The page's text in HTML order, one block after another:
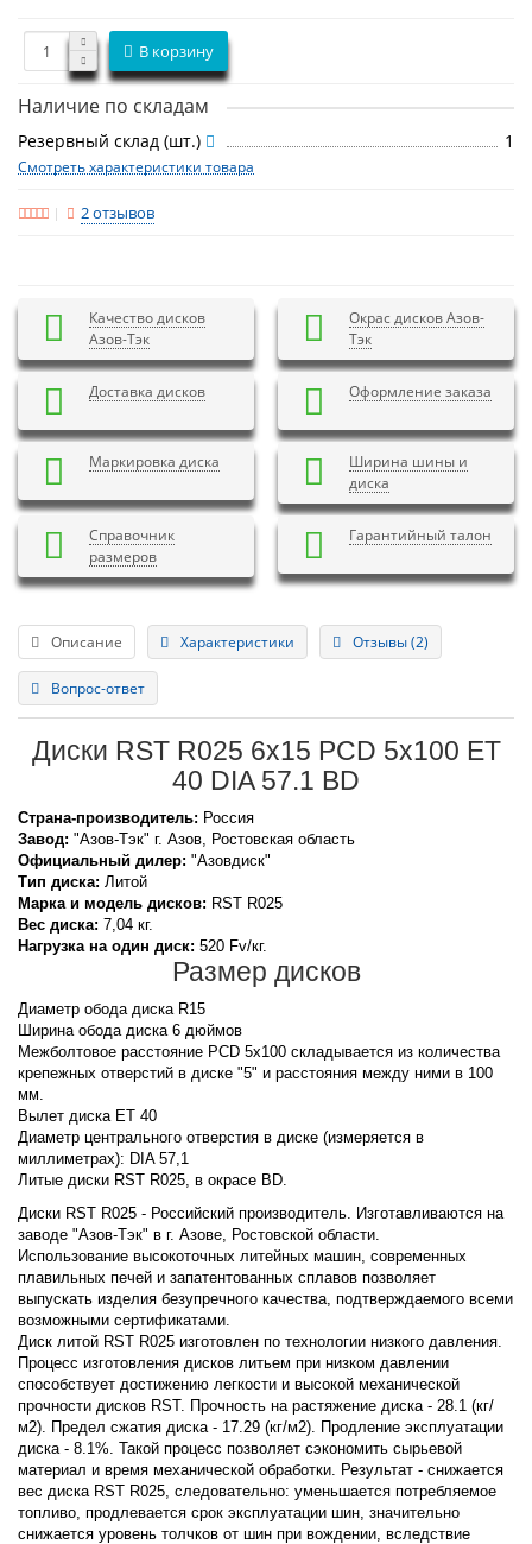
В корзину
Наличие по складам
Резервный склад (шт.) 1
Смотреть характеристики товара
2 отзывов
Качество дисков
Азов-Тэк
Окрас дисков Азов-
Тэк
Доставка дисков Оформление заказа
Маркировка диска
Ширина шины и
диска
Справочник
размеров
Гарантийный талон
Описание Характеристики Отзывы (2)
Вопрос-ответ
Диски RST R025 6x15 PCD 5x100 ET
40 DIA 57.1 BD
Страна-производитель: Россия
Завод: "Азов-Тэк" г. Азов, Ростовская область
Официальный дилер: "Азовдиск"
Тип диска: Литой
Марка и модель дисков: RST R025
Вес диска: 7,04 кг.
Нагрузка на один диск: 520 Fv/кг.
Размер дисков
Диаметр обода диска R15
Ширина обода диска 6 дюймов
Межболтовое расстояние PCD 5x100 складывается из количества
крепежных отверстий в диске "5" и расстояния между ними в 100
мм.
Вылет диска ET 40
Диаметр центрального отверстия в диске (измеряется в
миллиметрах): DIA 57,1
Литые диски RST R025, в окрасе BD.
Диски RST R025 - Российский производитель. Изготавливаются на
заводе "Азов-Тэк" в г. Азове, Ростовской области.
Использование высокоточных литейных машин, современных
плавильных печей и запатентованных сплавов позволяет
выпускать изделия безупречного качества, подтверждаемого всеми
возможными сертификатами.
Диск литой RST R025 изготовлен по технологии низкого давления.
Процесс изготовления дисков литьем при низком давлении
способствует достижению легкости и высокой механической
прочности дисков RST. Прочность на растяжение диска - 28.1 (кг/
м2). Предел сжатия диска - 17.29 (кг/м2). Продление эксплуатации
диска - 8.1%. Такой процесс позволяет сэкономить сырьевой
материал и время механической обработки. Результат - снижается
вес диска RST R025, следовательно: уменьшается потребляемое
топливо, продлевается срок эксплуатации шин, значительно
снижается уровень толчков от шин при вождении, вследствие